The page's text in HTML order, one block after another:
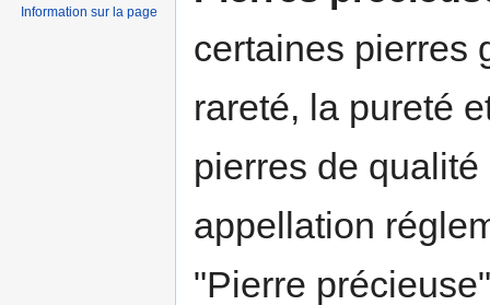
certaines pierres
rareté, la pureté
pierres de
appellation
"Pierre
Information sur la page